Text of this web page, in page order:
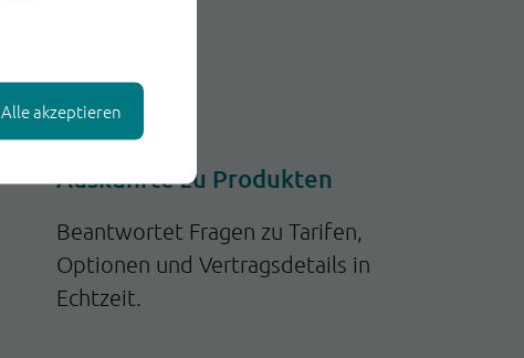
Alle akzeptieren
Auskünfte zu Produkten
Beantwortet Fragen zu Tarifen,
Optionen und Vertragsdetails in
Echtzeit.